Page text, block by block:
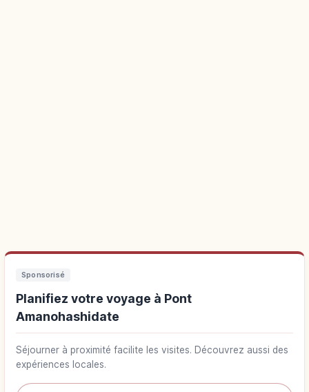
Sponsorisé
Planifiez votre voyage à Pont
Amanohashidate
Séjourner à proximité facilite les visites. Découvrez aussi des
expériences locales.